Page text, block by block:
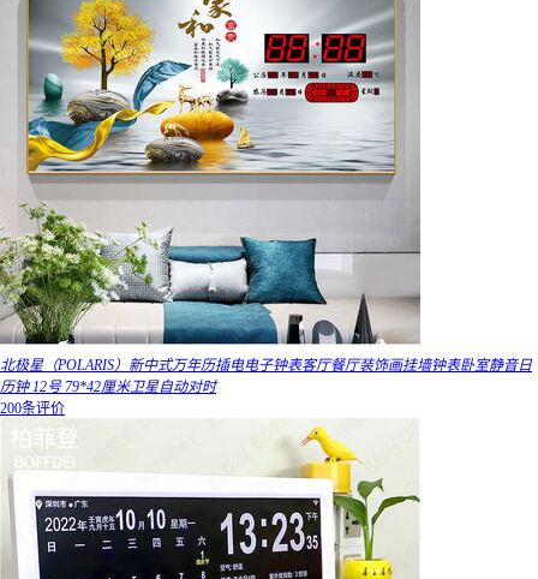
北极星（POLARIS）新中式万年历插电电子钟表客厅餐厅装饰画挂墙钟表卧室静音日
历钟 12号 79*42厘米卫星自动对时
200条评价